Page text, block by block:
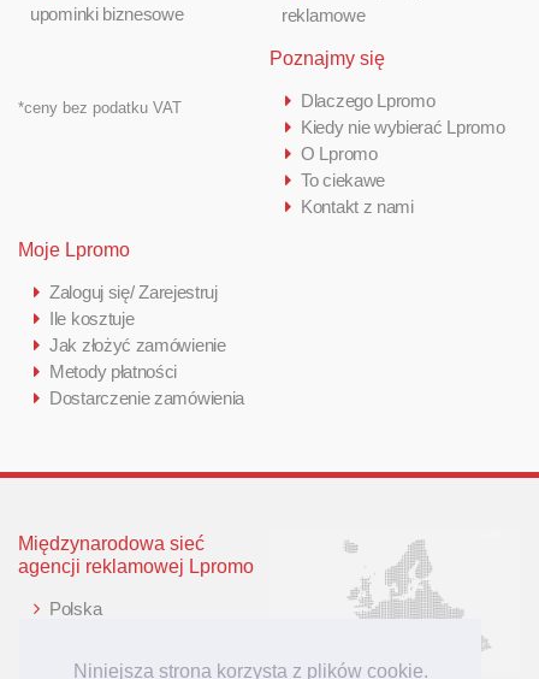
Niniejsza strona korzysta z plików cookie.
upominki biznesowe
*ceny bez podatku VAT
reklamowe
Poznajmy się
Dlaczego Lpromo
Kiedy nie wybierać Lpromo
O Lpromo
To ciekawe
Kontakt z nami
Moje Lpromo
Zaloguj się/ Zarejestruj
Ile kosztuje
Jak złożyć zamówienie
Metody płatności
Dostarczenie zamówienia
Międzynarodowa sieć
agencji reklamowej Lpromo
Polska
Niemcy